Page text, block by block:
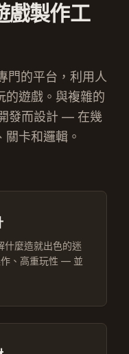
戲製作工
門的平台，利用人
的遊戲。與複雜的
發而設計 — 在幾
卡和邏輯。
什麼造就出色的迷
、高重玩性 — 並